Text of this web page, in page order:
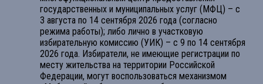
государственных и муниципальных услуг (МФЦ) – с
3 августа по 14 сентября 2026 года (согласно
режима работы); либо лично в участковую
избирательную комиссию (УИК) – с 9 по 14 сентября
2026 года. Избиратели, не имеющие регистрации по
месту жительства на территории Российской
Федерации, могут воспользоваться механизмом